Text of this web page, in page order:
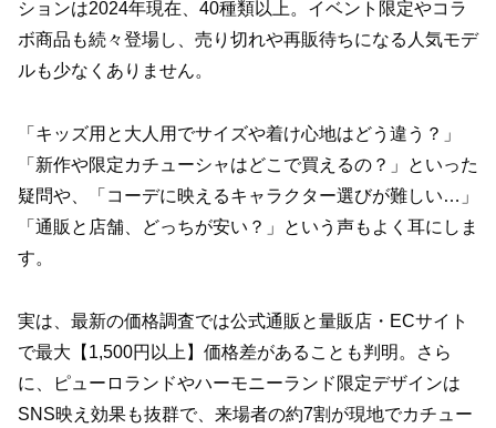
ションは2024年現在、40種類以上。イベント限定やコラ
ボ商品も続々登場し、売り切れや再販待ちになる人気モデ
ルも少なくありません。
「キッズ用と大人用でサイズや着け心地はどう違う？」
「新作や限定カチューシャはどこで買えるの？」といった
疑問や、「コーデに映えるキャラクター選びが難しい…」
「通販と店舗、どっちが安い？」という声もよく耳にしま
す。
実は、最新の価格調査では公式通販と量販店・ECサイト
で最大【1,500円以上】価格差があることも判明。さら
に、ピューロランドやハーモニーランド限定デザインは
SNS映え効果も抜群で、来場者の約7割が現地でカチュー